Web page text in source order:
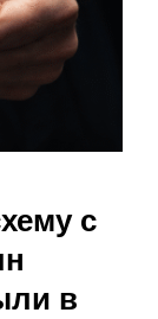
с
в